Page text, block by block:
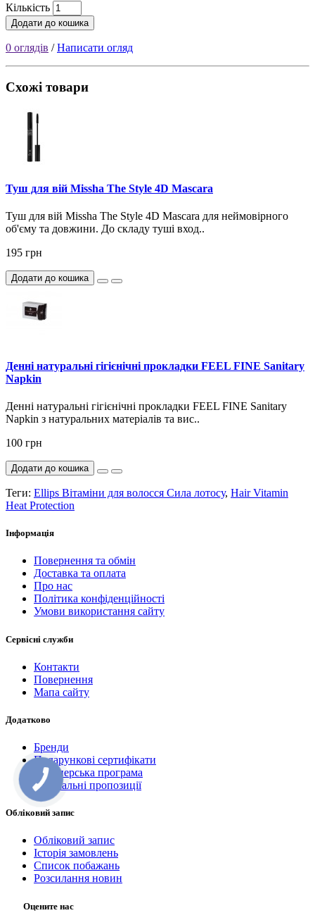
Кількість
Додати до кошика
0 оглядів /Написати огляд
Схожі товари
Туш для вій Missha The Style 4D Mascara
Туш для вій Missha The Style 4D Mascara для неймовірного
об'єму та довжини. До складу туші вход..
195 грн
Додати до кошика
Денні натуральні гігієнічні прокладки FEEL FINE Sanitary
Napkin
Денні натуральні гігієнічні прокладки FEEL FINE Sanitary
Napkin з натуральних матеріалів та вис..
100 грн
Додати до кошика
Теги: Ellips Вітаміни для волосся Сила лотосу, Hair Vitamin
Heat Protection
Інформація
Повернення та обмін
Доставка та оплата
Про нас
Політика конфіденційності
Умови використання сайту
Сервісні служби
Контакти
Повернення
Мапа сайту
Додатково
Бренди
Подарункові сертифікати
Партнерська програма
Спеціальні пропозиції
Обліковий запис
Обліковий запис
Історія замовлень
Список побажань
Розсилання новин
Оцените нас